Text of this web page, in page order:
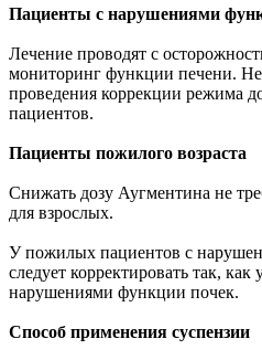
Пациенты с нарушениями
Лечение проводят с
мониторинг функции печени.
проведения коррекции режима
пациентов.
Пациенты пожилого возраста
Снижать дозу Аугментина не
для взрослых.
У пожилых пациентов с
следует корректировать так,
нарушениями функции почек.
Способ применения суспензии